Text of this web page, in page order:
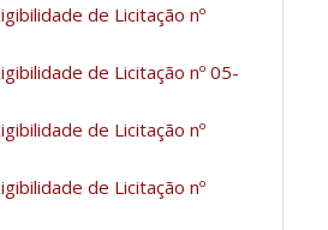
de Licitação nº
de Licitação nº 05-
de Licitação nº
de Licitação nº